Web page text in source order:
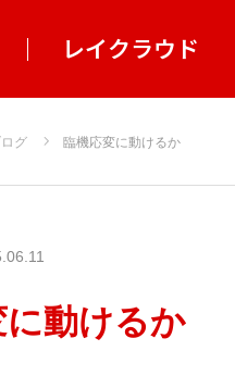
｜ レイクラウド
グ 臨機応変に動けるか
に動けるか